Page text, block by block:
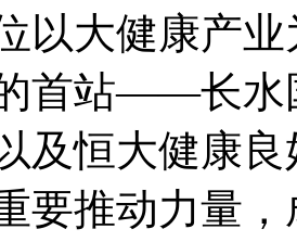
以大健康产
首站——长水
及恒大健康
要推动力量